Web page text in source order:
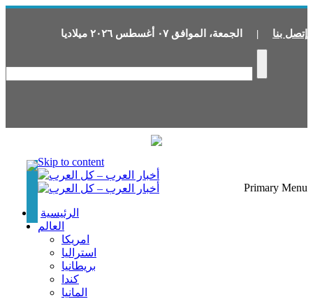
إتصل بنا | الجمعة، الموافق ٠٧ أغسطس ٢٠٢٦ ميلاديا
Skip to content
Primary Menu
الرئيسية
العالم
امريكا
استراليا
بريطانيا
كندا
المانيا